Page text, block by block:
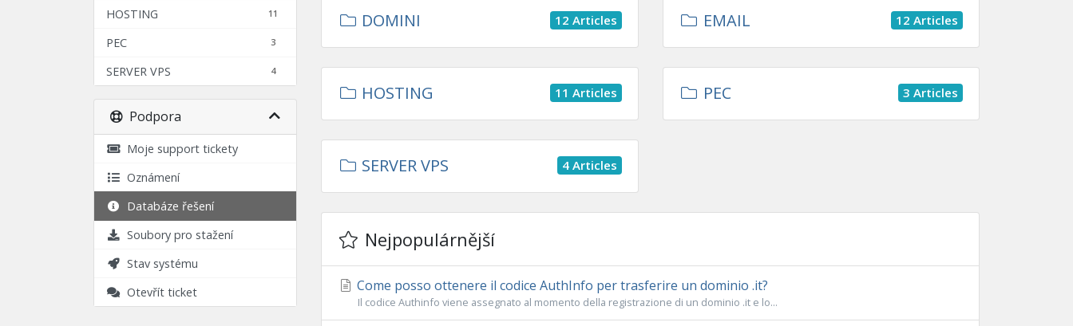
11
HOSTING
3
PEC
4
SERVER VPS
Podpora
Moje support tickety
Oznámení
Databáze řešení
Soubory pro stažení
Stav systému
Otevřít ticket
12 Articles
DOMINI 12 Articles
EMAIL
11 Articles
HOSTING 3 Articles
PEC
4 Articles
SERVER VPS
Nejpopulárnější
Come posso ottenere il codice AuthInfo per trasferire un dominio .it?
Il codice Authinfo viene assegnato al momento della registrazione di un dominio .it e lo...